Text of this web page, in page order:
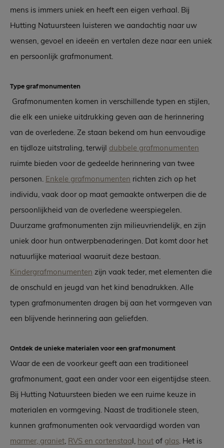
mens is immers uniek en heeft een eigen verhaal. Bij
Hutting Natuursteen luisteren we aandachtig naar uw
wensen, gevoel en ideeën en vertalen deze naar een uniek
en persoonlijk grafmonument.
Type grafmonumenten
Grafmonumenten komen in verschillende typen en stijlen,
die elk een unieke uitdrukking geven aan de herinnering
van de overledene. Ze staan bekend om hun eenvoudige
en tijdloze uitstraling, terwijl dubbele grafmonumenten
ruimte bieden voor de gedeelde herinnering van twee
personen. Enkele grafmonumenten richten zich op het
individu, vaak door op maat gemaakte ontwerpen die de
persoonlijkheid van de overledene weerspiegelen.
Duurzame grafmonumenten zijn milieuvriendelijk, en zijn
uniek door hun ontwerpbenaderingen. Dat komt door het
natuurlijke materiaal waaruit deze bestaan.
Kindergrafmonumenten zijn vaak teder, met elementen die
de onschuld en jeugd van het kind benadrukken. Alle
typen grafmonumenten dragen bij aan het vormgeven van
een blijvende herinnering aan geliefden.
Ontdek de unieke materialen voor een grafmonument
Waar de een de voorkeur geeft aan een traditioneel
grafmonument, gaat een ander voor een eigentijdse steen.
Bij Hutting Natuursteen bieden we een ruime keuze in
materialen en vormgeving. Naast de traditionele steen,
kunnen grafmonumenten ook vervaardigd worden van
marmer, graniet, RVS en cortenstaal, hout of glas. Het is